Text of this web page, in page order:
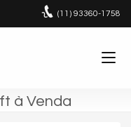
(11) 93360-1758
à Venda